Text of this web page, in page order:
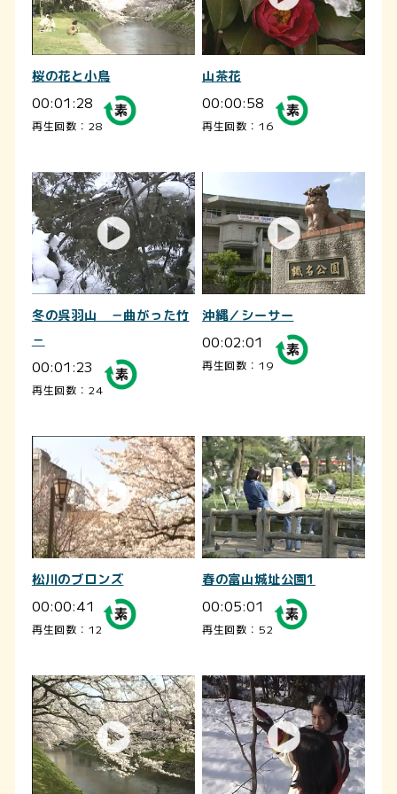
桜の花と小鳥
00:01:28
再生回数：28
山茶花
00:00:58
再生回数：16
冬の呉羽山 －曲がった竹
－
00:01:23
再生回数：24
沖縄／シーサー
00:02:01
再生回数：19
松川のブロンズ
00:00:41
再生回数：12
春の富山城址公園1
00:05:01
再生回数：52